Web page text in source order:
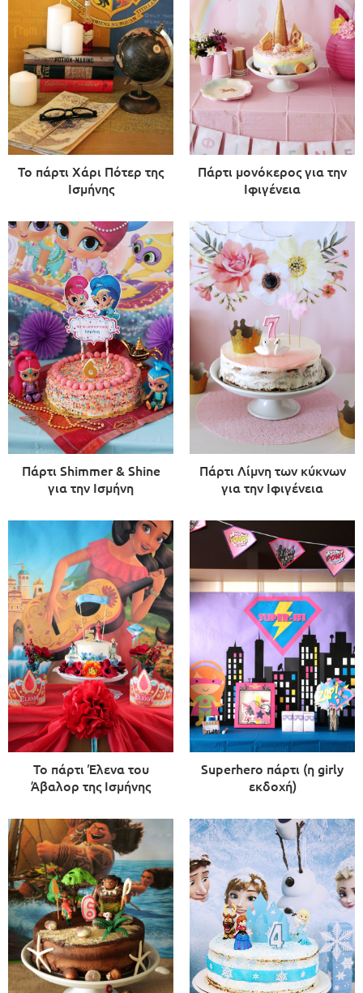
Το πάρτι Χάρι Πότερ της
Ισμήνης
Πάρτι μονόκερος για την
Ιφιγένεια
Πάρτι Shimmer & Shine
για την Ισμήνη
Πάρτι Λίμνη των κύκνων
για την Ιφιγένεια
Το πάρτι Έλενα του
Άβαλορ της Ισμήνης
Superhero πάρτι (η girly
εκδοχή)